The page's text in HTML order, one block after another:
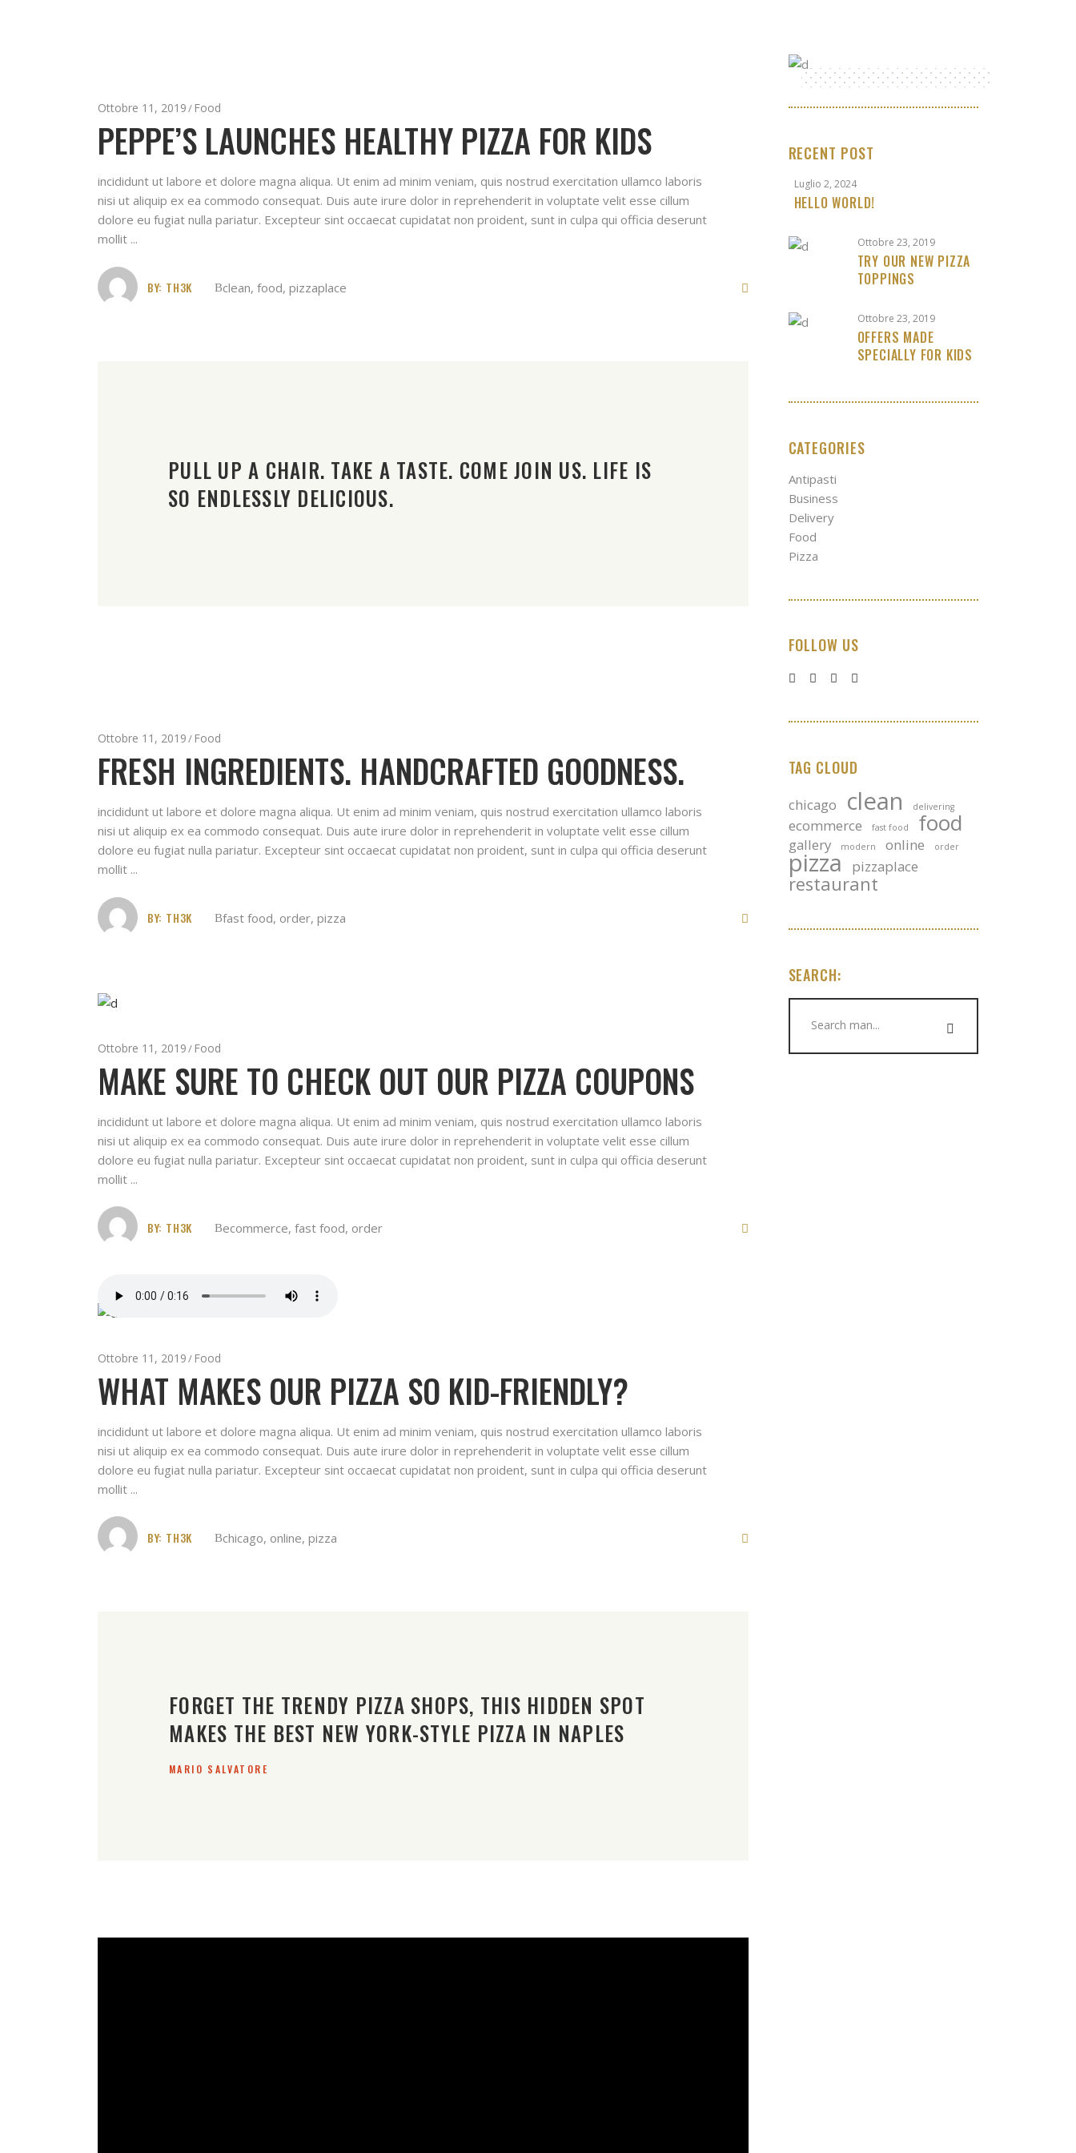
Ottobre 11, 2019 Food
PEPPE’S LAUNCHES HEALTHY PIZZA FOR KIDS
incididunt ut labore et dolore magna aliqua. Ut enim ad minim veniam, quis nostrud exercitation ullamco laboris
nisi ut aliquip ex ea commodo consequat. Duis aute irure dolor in reprehenderit in voluptate velit esse cillum
dolore eu fugiat nulla pariatur. Excepteur sint occaecat cupidatat non proident, sunt in culpa qui officia deserunt
mollit
BY: TH3K clean, food, pizzaplace
PULL UP A CHAIR. TAKE A TASTE. COME JOIN US. LIFE IS
SO ENDLESSLY DELICIOUS.
Ottobre 11, 2019 Food
FRESH INGREDIENTS. HANDCRAFTED GOODNESS.
incididunt ut labore et dolore magna aliqua. Ut enim ad minim veniam, quis nostrud exercitation ullamco laboris
nisi ut aliquip ex ea commodo consequat. Duis aute irure dolor in reprehenderit in voluptate velit esse cillum
dolore eu fugiat nulla pariatur. Excepteur sint occaecat cupidatat non proident, sunt in culpa qui officia deserunt
mollit
BY: TH3K fast food, order, pizza
Ottobre 11, 2019 Food
MAKE SURE TO CHECK OUT OUR PIZZA COUPONS
incididunt ut labore et dolore magna aliqua. Ut enim ad minim veniam, quis nostrud exercitation ullamco laboris
nisi ut aliquip ex ea commodo consequat. Duis aute irure dolor in reprehenderit in voluptate velit esse cillum
dolore eu fugiat nulla pariatur. Excepteur sint occaecat cupidatat non proident, sunt in culpa qui officia deserunt
mollit
BY: TH3K ecommerce, fast food, order
Ottobre 11, 2019 Food
WHAT MAKES OUR PIZZA SO KID-FRIENDLY?
incididunt ut labore et dolore magna aliqua. Ut enim ad minim veniam, quis nostrud exercitation ullamco laboris
nisi ut aliquip ex ea commodo consequat. Duis aute irure dolor in reprehenderit in voluptate velit esse cillum
dolore eu fugiat nulla pariatur. Excepteur sint occaecat cupidatat non proident, sunt in culpa qui officia deserunt
mollit
BY: TH3K chicago, online, pizza
FORGET THE TRENDY PIZZA SHOPS, THIS HIDDEN SPOT
MAKES THE BEST NEW YORK-STYLE PIZZA IN NAPLES
MARIO SALVATORE
RECENT POST
Luglio 2, 2024
HELLO WORLD!
Ottobre 23, 2019
TRY OUR NEW PIZZA
TOPPINGS
Ottobre 23, 2019
OFFERS MADE
SPECIALLY FOR KIDS
CATEGORIES
Antipasti
Business
Delivery
Food
Pizza
FOLLOW US
TAG CLOUD
chicago clean delivering
ecommerce fast food food
gallery modern online order
pizza pizzaplace
restaurant
SEARCH: